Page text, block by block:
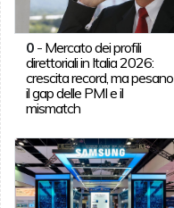
0- Mercato dei profili
direttoriali in Italia 2026:
crescita record, ma pesano
il gap delle PMI e il
mismatch